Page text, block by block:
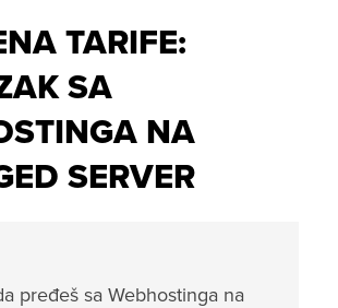
TARIFE:
SA
NA
SERVER
pređeš sa Webhostinga na